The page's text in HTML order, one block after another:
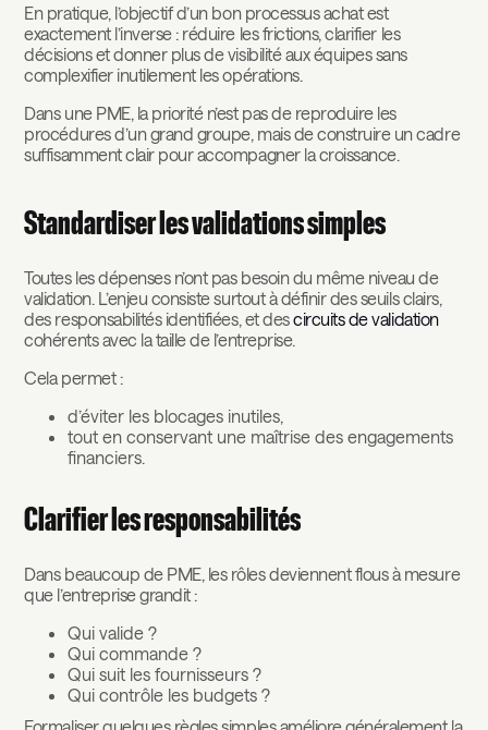
En pratique, l’objectif d’un bon processus achat est
exactement l’inverse : réduire les frictions, clarifier les
décisions et donner plus de visibilité aux équipes sans
complexifier inutilement les opérations.
Dans une PME, la priorité n’est pas de reproduire les
procédures d’un grand groupe, mais de construire un cadre
suffisamment clair pour accompagner la croissance.
Standardiser les validations simples
Toutes les dépenses n’ont pas besoin du même niveau de
validation. L’enjeu consiste surtout à définir des seuils clairs,
des responsabilités identifiées, et descircuits de validation
cohérents avec la taille de l’entreprise.
Cela permet :
d’éviter les blocages inutiles,
tout en conservant une maîtrise des engagements
financiers.
Clarifier les responsabilités
Dans beaucoup de PME, les rôles deviennent flous à mesure
que l’entreprise grandit :
Qui valide ?
Qui commande ?
Qui suit les fournisseurs ?
Qui contrôle les budgets ?